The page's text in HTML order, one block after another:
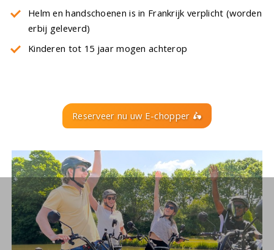
Helm en handschoenen is in Frankrijk verplicht (worden
erbij geleverd)
Kinderen tot 15 jaar mogen achterop
Reserveer nu uw E-chopper 🛵